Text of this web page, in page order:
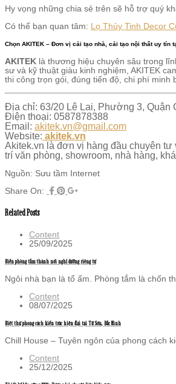
Hy vọng những chia sẻ trên sẽ hỗ trợ quý
Có thể bạn quan tâm: Lọ Thủy Tinh Decor
Chọn AKITEK – Đơn vị cải tạo nhà, cải tạo nội thất uy tín
AKITEK là thương hiệu chuyên sâu trong
sư và kỹ thuật giàu kinh nghiệm, AKITEK
thi công trọn gói, đúng tiến độ, chi phí minh
Địa chỉ: 63/20 Lê Lai, Phường 3, Quận
Điện thoại: 0587878388
Email: akitek.vn@gmail.com
Website: akitek.vn
Akitek.vn là đơn vị hàng đầu chuyên tư
trí văn phòng, showroom, nhà hàng,
Nguồn: Sưu tầm Internet
Share On:
Related Posts
Content
25/09/2025
Biến phòng tắm thành nơi nghỉ dưỡng riêng tư
Ngôi nhà bạn là tổ ấm. Phòng tắm là chốn
Content
08/07/2025
Biệt thự phong cách kiến trúc hiện đại tại Từ Sơn, Bắc Ninh
Chill House – Tuyên ngôn của phong cách
Content
25/12/2025